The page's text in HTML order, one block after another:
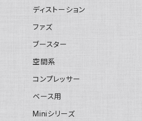
ディストーション
ファズ
ブースター
空間系
コンプレッサー
ベース用
Miniシリーズ